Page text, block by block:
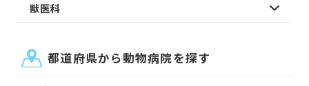
獣医科
都道府県から動物病院を探す